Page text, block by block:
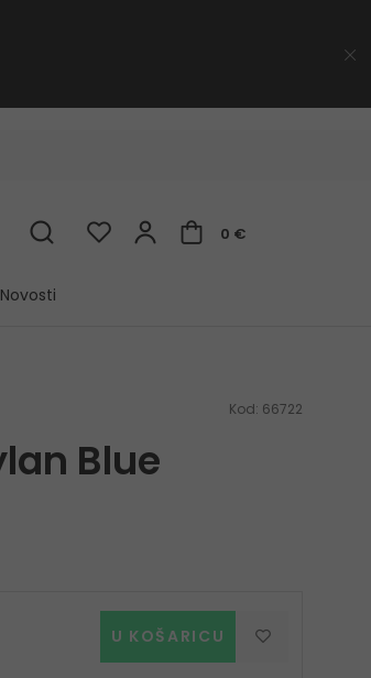
0 €
Novosti
Kod: 66722
Blue
U KOŠARICU